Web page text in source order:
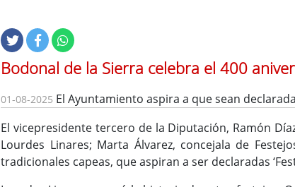
Bodonal de la Sierra celebra el 400
01-08-2025 El Ayuntamiento aspira a que sean
El vicepresidente tercero de la Diputación, Ramón
Lourdes Linares; Marta Álvarez, concejala de
tradicionales capeas, que aspiran a ser declaradas